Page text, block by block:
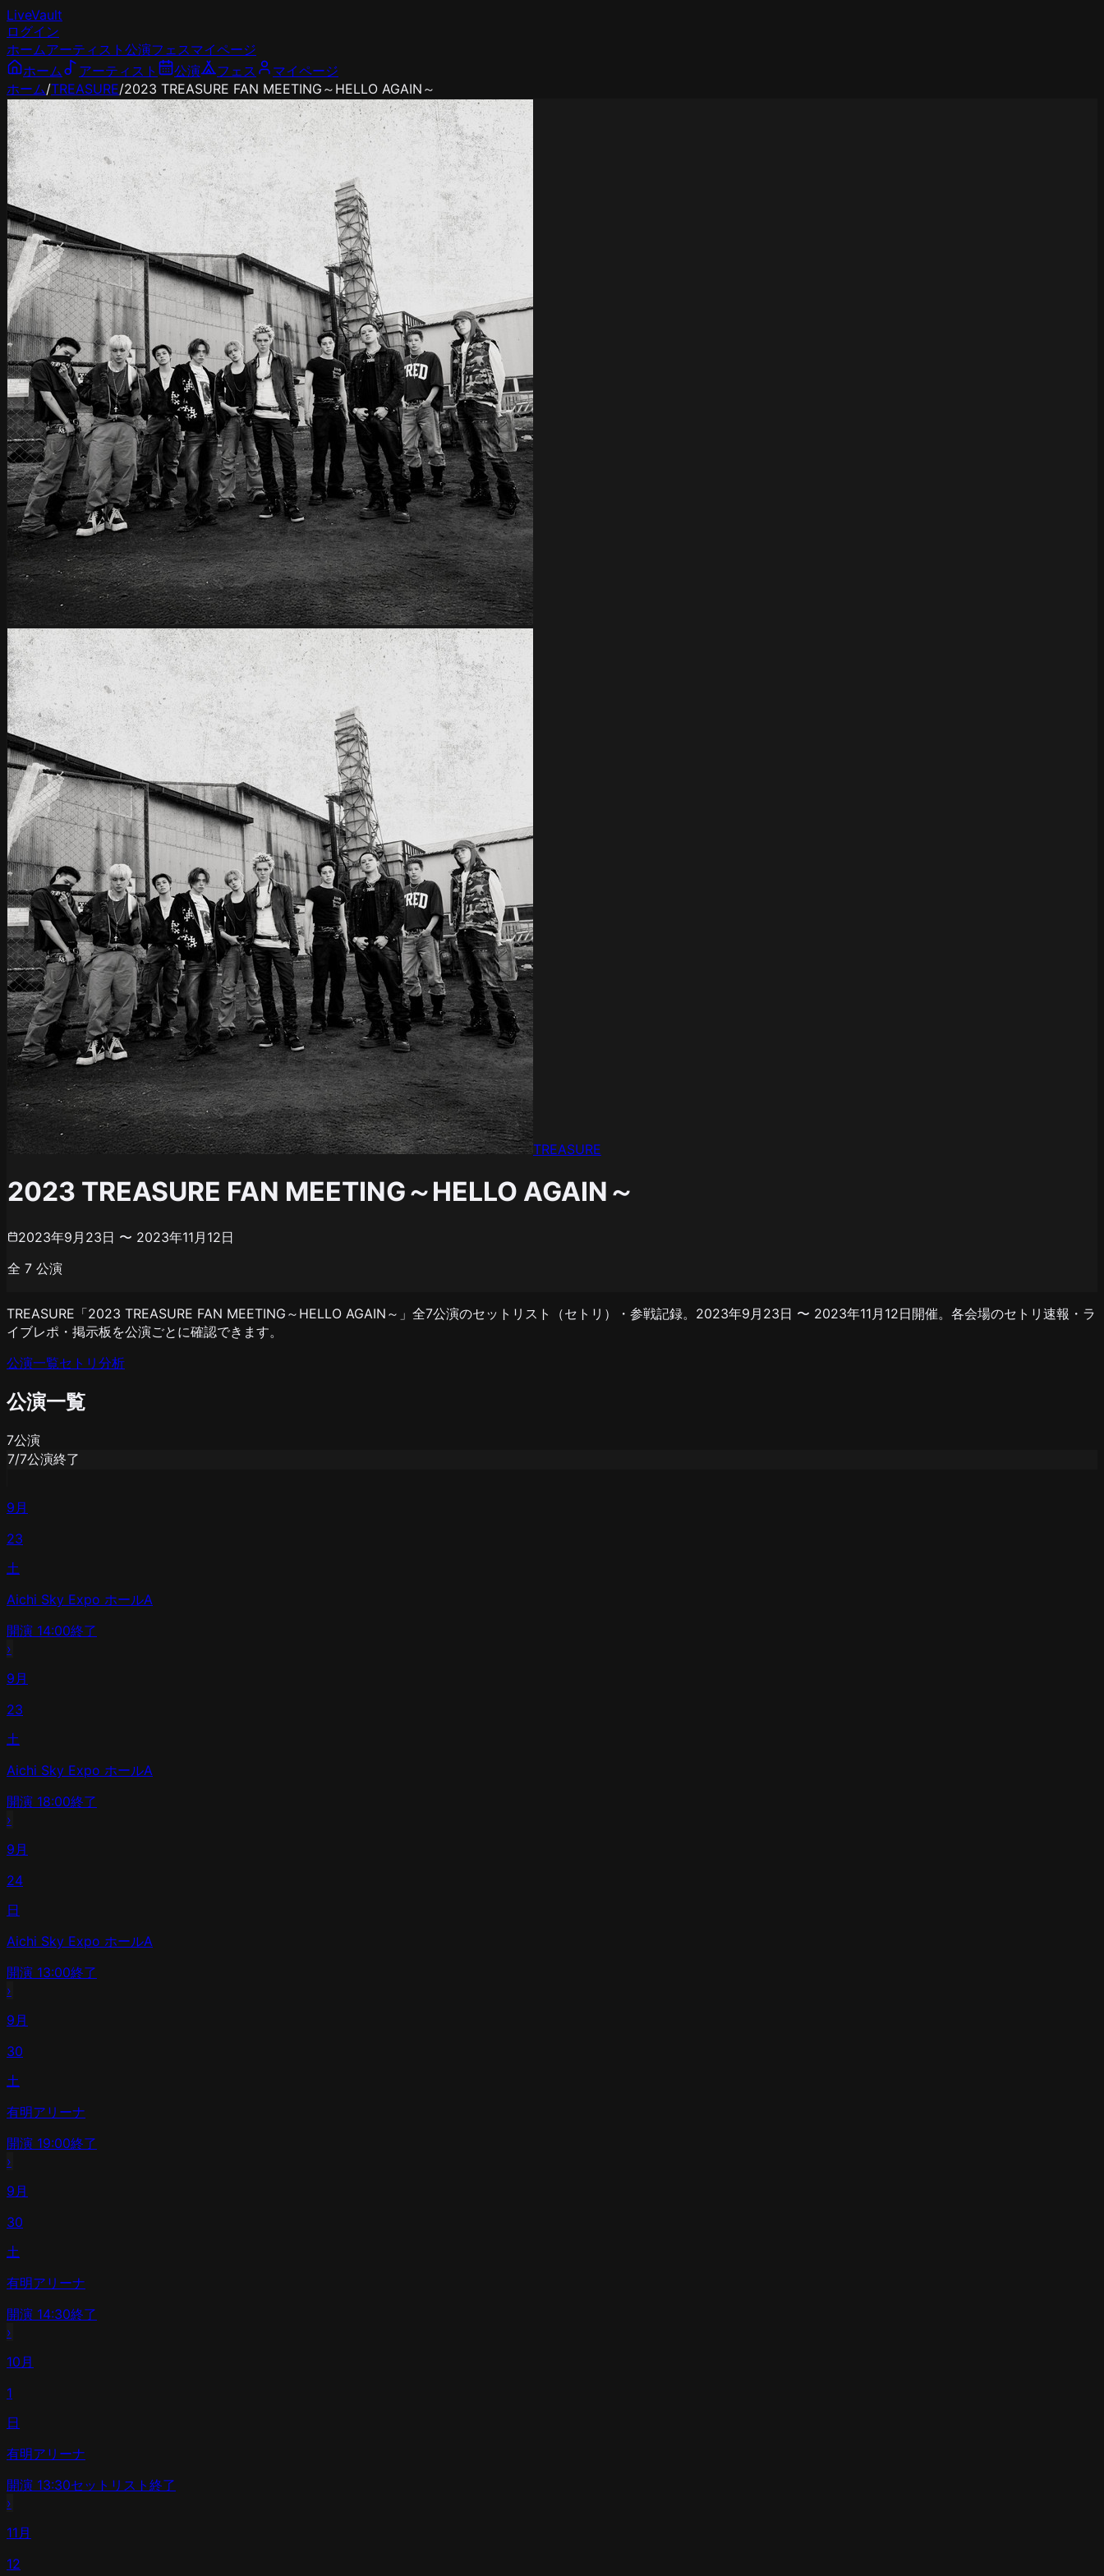
LiveVault
ログイン
ホームアーティスト 公演フェスマイページ
ホーム
アーティスト 公演 フェス
マイページ
ホーム/TREASURE/2023 TREASURE FAN MEETING～HELLO AGAIN～
TREASURE
2023 TREASURE FAN MEETING～HELLO AGAIN～
2023年9月23日 〜 2023年11月12日
全 7 公演
TREASURE「2023 TREASURE FAN MEETING～HELLO AGAIN～」全7公演のセットリスト（セトリ）・参戦記録。2023年9月23日 〜 2023年11月12日開催。各会場のセトリ速報・ラ
イブレポ・掲示板を公演ごとに確認できます。
公演一覧セトリ分析
公演一覧
7公演
7/7公演終了
9月
23
土
Aichi Sky Expo ホールA
開演 14:00終了
›
9月
23
土
Aichi Sky Expo ホールA
開演 18:00終了
›
9月
24
日
Aichi Sky Expo ホールA
開演 13:00終了
›
9月
30
土
有明アリーナ
開演 19:00終了
›
9月
30
土
有明アリーナ
開演 14:30終了
›
10月
1
日
有明アリーナ
開演 13:30セットリスト 終了
›
11月
12